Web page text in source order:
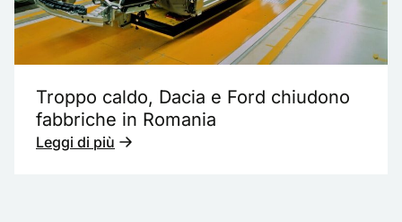
Troppo caldo, Dacia e Ford chiudono
fabbriche in Romania
Leggi di più